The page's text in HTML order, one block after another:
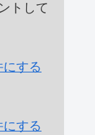
トして
する
する